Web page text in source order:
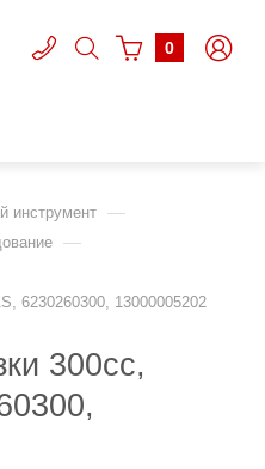
0
инструмент —
—
6230260300, 13000005202
300сс,